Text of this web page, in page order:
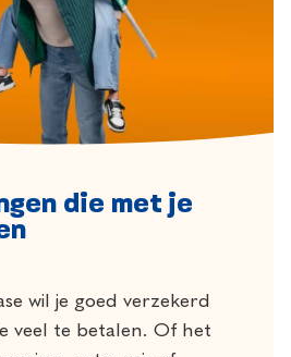
die met je
wil je goed verzekerd
veel te betalen. Of het